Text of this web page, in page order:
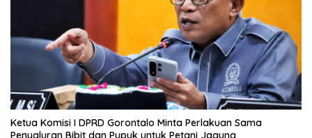
Ketua Komisi I DPRD Gorontalo Minta Perlakuan Sama
Penyaluran Bibit dan Pupuk untuk Petani Jagung